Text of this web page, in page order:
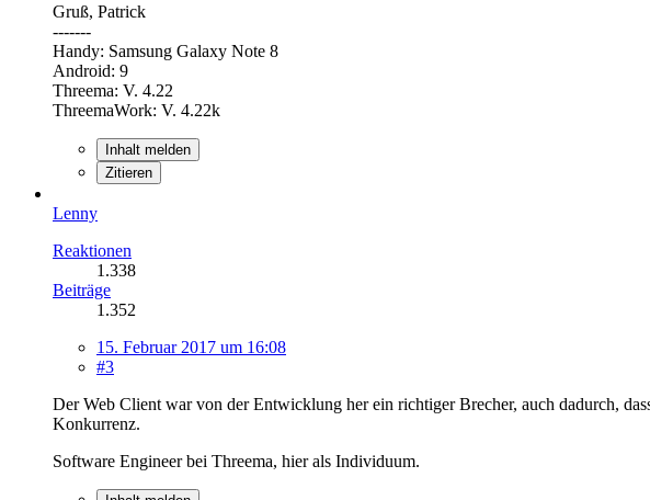
Gruß, Patrick
-------
Handy: Samsung Galaxy Note 8
Android: 9
Threema: V. 4.22
ThreemaWork: V. 4.22k
Inhalt melden
Zitieren
Lenny
Reaktionen
1.338
Beiträge
1.352
15. Februar 2017 um 16:08
#3
Der Web Client war von der Entwicklung her ein richtiger Brecher, auch dadurch,
Konkurrenz.
Software Engineer bei Threema, hier als Individuum.